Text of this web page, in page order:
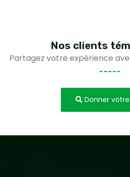
Nos clients
Partagez votre expèrience
Donner votre